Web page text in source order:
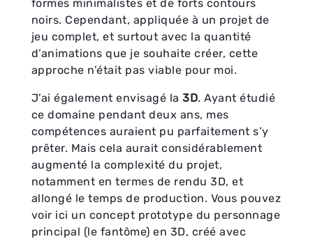
formes minimalistes et de forts contours
noirs. Cependant, appliquée à un projet de
jeu complet, et surtout avec la quantité
d’animations que je souhaite créer, cette
approche n’était pas viable pour moi.
J’ai également envisagé la3D. Ayant étudié
ce domaine pendant deux ans, mes
compétences auraient pu parfaitement s’y
prêter. Mais cela aurait considérablement
augmenté la complexité du projet,
notamment en termes de rendu 3D, et
allongé le temps de production. Vous pouvez
voir ici un concept prototype du personnage
principal (le fantôme) en 3D, créé avec